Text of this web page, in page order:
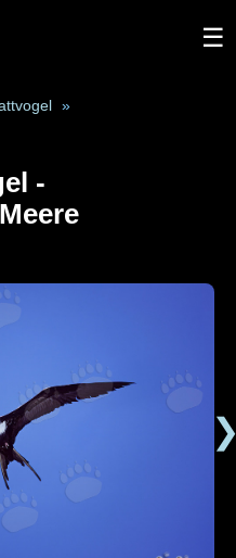
☰
»
-